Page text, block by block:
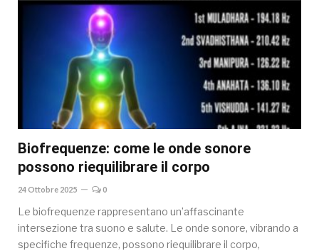
Biofrequenze: come le onde sonore
possono riequilibrare il corpo
24 Ottobre 2025 0
Le biofrequenze rappresentano un’affascinante
intersezione tra suono e salute. Le onde sonore, vibrando a
specifiche frequenze, possono riequilibrare il corpo,